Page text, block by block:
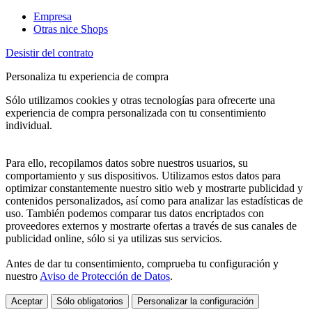
Empresa
Otras nice Shops
Desistir del contrato
Personaliza tu experiencia de compra
Sólo utilizamos cookies y otras tecnologías para ofrecerte una
experiencia de compra personalizada con tu consentimiento
individual.
Para ello, recopilamos datos sobre nuestros usuarios, su
comportamiento y sus dispositivos. Utilizamos estos datos para
optimizar constantemente nuestro sitio web y mostrarte publicidad y
contenidos personalizados, así como para analizar las estadísticas de
uso. También podemos comparar tus datos encriptados con
proveedores externos y mostrarte ofertas a través de sus canales de
publicidad online, sólo si ya utilizas sus servicios.
Antes de dar tu consentimiento, comprueba tu configuración y
nuestro Aviso de Protección de Datos.
Aceptar Sólo obligatorios Personalizar la configuración